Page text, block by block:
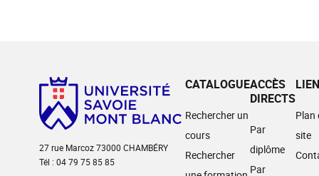
27 rue Marcoz 73000 CHAMBÉRY
Tél : 04 79 75 85 85
CATALOGUE
Rechercher un
cours
Rechercher
ACCÈS
DIRECTS
Par
diplôme
Par
Plan
site